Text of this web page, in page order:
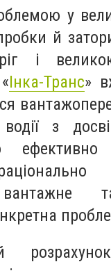
у
й
і
Інка-Транс»
з
вантажне